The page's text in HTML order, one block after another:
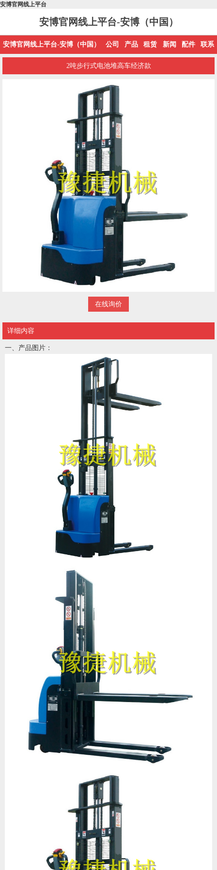
安博官网线上平台
安博官网线上平台-安博（中国）
安博官网线上平台-安博（中国） 公司 产品 租赁 新闻 配件 联系
2吨步行式电池堆高车经济款
在线询价
详细内容
一、产品图片：